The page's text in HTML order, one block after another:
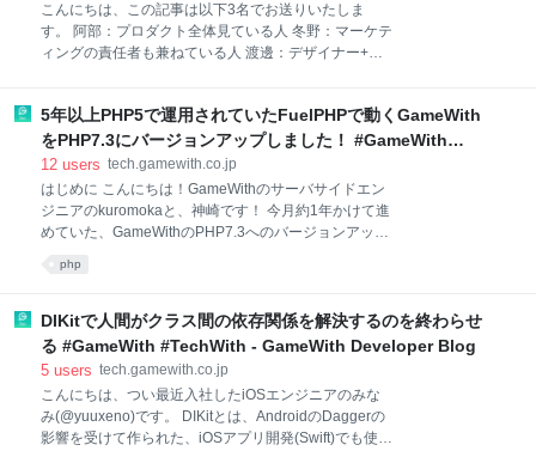
ールもあつ森交換掲示板と同じく GameWith Design
System を利用し Vue + TypeScript で実装を行ってい
ます。 tech.gamewith.co.jp Firestore の設計 登録する
こんにちは、この記事は以下3名でお送りいたしま
す。 阿部：プロダクト全体見ている人 冬野：マーケテ
ィングの責任者も兼ねている人 渡邊：デザイナー+広
が、事業戦略の変更に伴い、マーケティングによるグ
ロースをはじめました。 マーケティングど素人の私達
がどうやってPDCAを回してきたかの備忘録になりま
す！ これからマーケやるよ。という方々の参考になれ
ばと思います。 このタイミングでなぜマーケティング
をするのか 執筆担当：阿部 事業戦略の変更により潜在
あります。 ゲーム攻略事業 ゲーム紹介事業 エンタメ
で「1.ゲーム攻略事業」が集客エンジンで、 ①の自然
検索やSNS流入などで獲得したユ
5年以上PHP5で運用されていたFuelPHPで動くGameWith
をPHP7.3にバージョンアップしました！ #GameWith
#TechWith - GameWith Developer Blog
12 users tech.gamewith.co.jp
はじめに こんにちは！GameWithのサーバサイドエン
ジニアのkuromokaと、神崎です！ 今月約1年かけて進
めていた、GameWithのPHP7.3へのバージョンアップ
PHP5系で運用されていましたが、ようやくPHP7.3に
ジョンアップを行うにあたっての具体的な作業内容や
バージョンアップ前と後でのパフォーマンス比較など
についてお話します。 実はPHP Conference 2019に同
念ながら不採用だったためブログ形式にしました。
fortee.jp チーム構成 バージョンアップ作業は途中の入
れ替わりなどありつつ、おおよそ以下のような5人チ
php
DIKitで人間がクラス間の依存関係を解決するのを終わらせ
る #GameWith #TechWith - GameWith Developer Blog
5 users tech.gamewith.co.jp
こんにちは、つい最近入社したiOSエンジニアのみな
み(@yuuxeno)です。 DIKitとは、AndroidのDaggerの
影響を受けて作られた、iOSアプリ開発(Swift)でも使え